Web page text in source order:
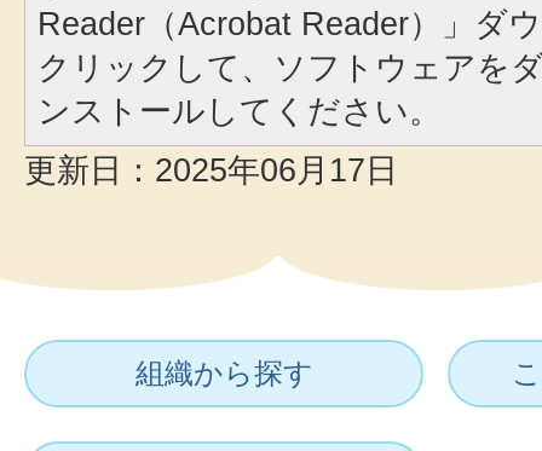
Reader（Acrobat Reader）」ダ
クリックして、ソフトウェアを
ンストールしてください。
更新日：2025年06月17日
組織から探す